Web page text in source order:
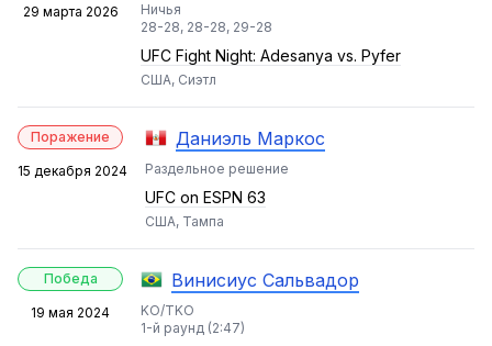
29 марта 2026
Ничья
28-28, 28-28, 29-28
UFC Fight Night: Adesanya vs. Pyfer
США, Сиэтл
Поражение
15 декабря 2024
Даниэль Маркос
Раздельное решение
UFC on ESPN 63
США, Тампа
Победа
19 мая 2024
Винисиус Сальвадор
KO/TKO
1-й раунд (2:47)